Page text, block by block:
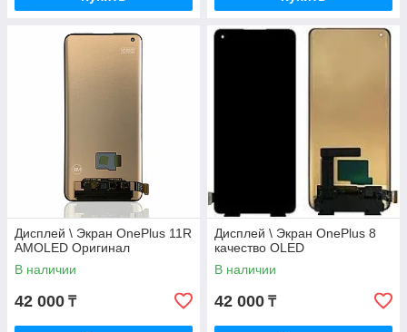
Дисплей \ Экран OnePlus 11R
AMOLED Оригинал
В наличии
42 000 ₸
Дисплей \ Экран OnePlus 8
качество OLED
В наличии
42 000 ₸